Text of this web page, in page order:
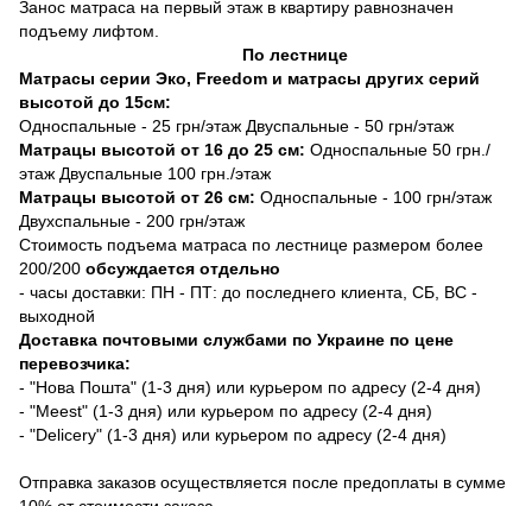
Занос матраса на первый этаж в квартиру равнозначен
подъему лифтом.
По лестнице
Матрасы серии Эко, Freedom и матрасы других серий
высотой до 15см:
Односпальные - 25 грн/этаж Двуспальные - 50 грн/этаж
Матрацы высотой от 16 до 25 см: Односпальные 50 грн./
этаж Двуспальные 100 грн./этаж
Матрацы высотой от 26 см: Односпальные - 100 грн/этаж
Двухспальные - 200 грн/этаж
Стоимость подъема матраса по лестнице размером более
200/200 обсуждается отдельно
- часы доставки: ПН - ПТ: до последнего клиента, СБ, ВС -
выходной
Доставка почтовыми службами по Украине по цене
перевозчика:
- "Нова Пошта" (1-3 дня) или курьером по адресу (2-4 дня)
- "Meest" (1-3 дня) или курьером по адресу (2-4 дня)
- "Delicery" (1-3 дня) или курьером по адресу (2-4 дня)
Отправка заказов осуществляется после предоплаты в сумме